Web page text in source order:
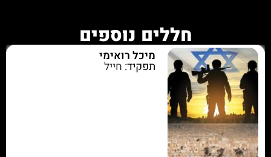
חללים נוספים
מיכל רואימי
תפקיד: חייל